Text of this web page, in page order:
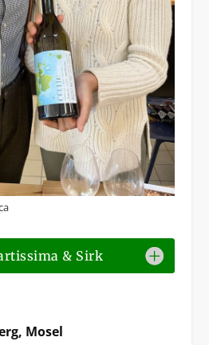
& Sirk
Mosel